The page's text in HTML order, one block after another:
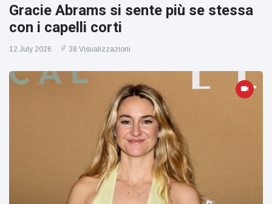
Gracie Abrams si sente più se stessa
con i capelli corti
12 July 2026 38 Visualizzazioni